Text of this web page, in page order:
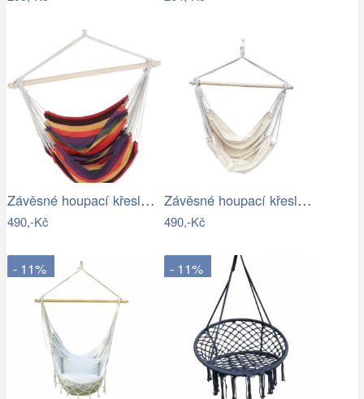
Závěsné houpací křeslo Cozyz pásek…
490,-Kč
Závěsné houpací křeslo Cozyz béžová
490,-Kč
- 11% - 11%